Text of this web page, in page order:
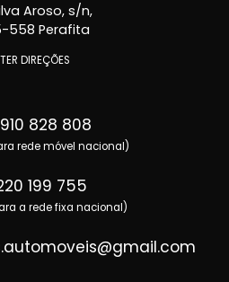
Aroso, s/n,
558 Perafita
DIREÇÕES
828 808
rede móvel nacional)
199 755
a rede fixa nacional)